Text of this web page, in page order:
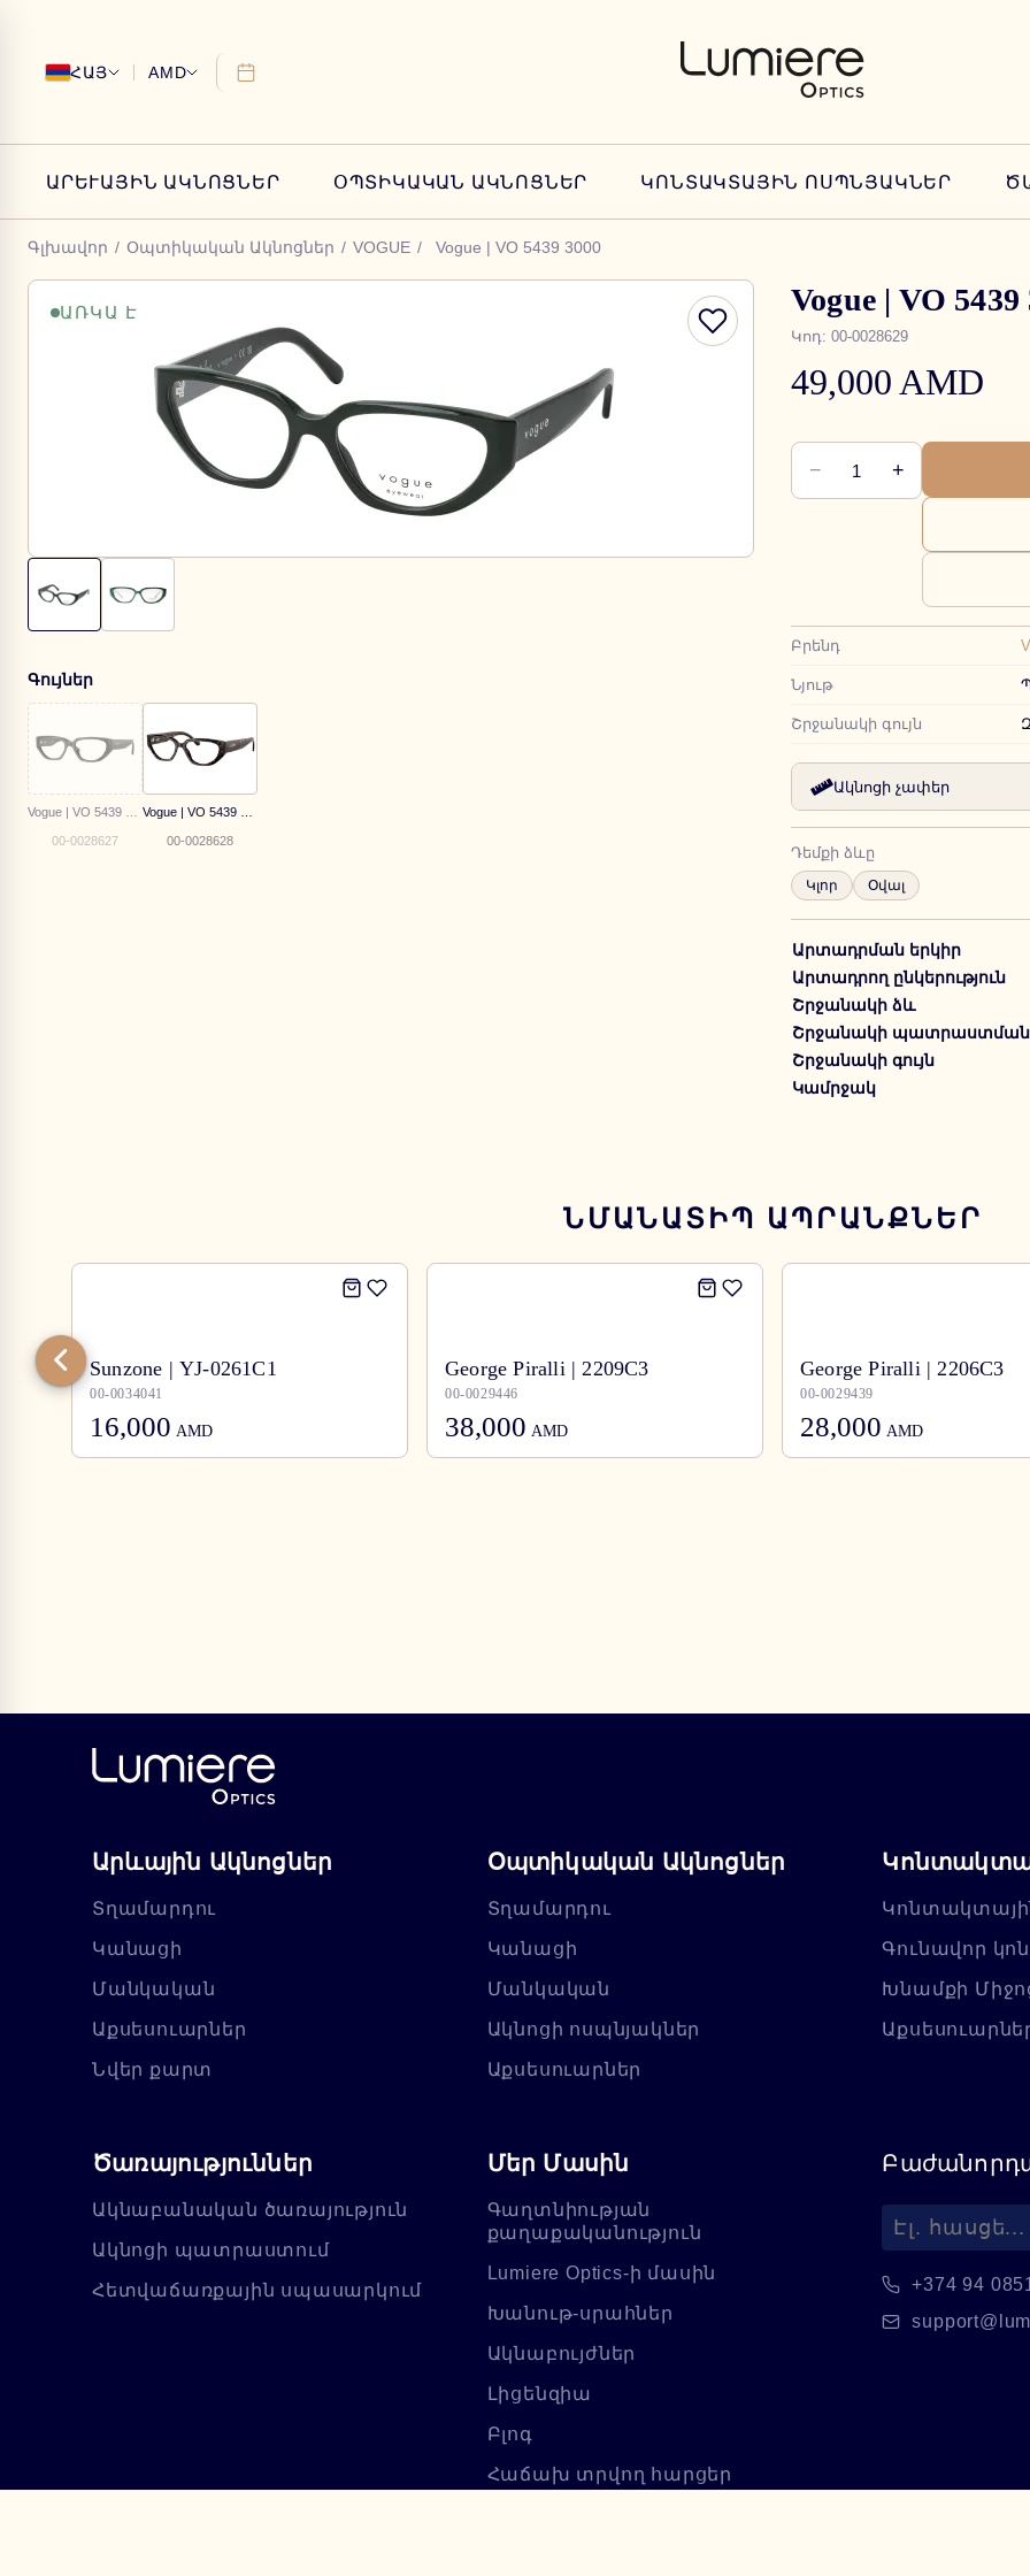
ՀԱՅ AMD
ԱՐԵՒԱՅԻՆ ԱԿՆՈՑՆԵՐ ՕՊՏԻԿԱԿԱՆ ԱԿՆՈՑՆԵՐ ԿՈՆՏԱԿՏԱՅԻՆ ՈՍՊՆՅԱԿՆԵՐ
Գլխավոր / Օպտիկական Ակնոցներ / VOGUE / Vogue | VO 5439 3000
ԱՌԿԱ Է
Գույներ
00-0028627 00-0028628
Vogue | VO 5439
Կոդ: 00-0028629
49,000 AMD
− 1 +
Բրենդ
Նյութ
Շրջանակի գույն
Ակնոցի չափեր
Դեմքի ձևը
Կլոր Օվալ
Արտադրման երկիր
Արտադրող ընկերություն
Շրջանակի ձև
Շրջանակի պատրաստման
Շրջանակի գույն
Կամրջակ
ՆՄԱՆԱՏԻՊ ԱՊՐԱՆՔՆԵՐ
Sunzone | YJ-0261C1
00-0034041
16,000 AMD
George Piralli | 2209C3
00-0029446
38,000 AMD
George Piralli | 2206C3
00-0029439
28,000 AMD
Արևային Ակնոցներ
Տղամարդու
Կանացի
Մանկական
Աքսեսուարներ
Նվեր քարտ
Օպտիկական Ակնոցներ
Տղամարդու
Կանացի
Մանկական
Ակնոցի ոսպնյակներ
Աքսեսուարներ
Գունավոր
Խնամքի
Ծառայություններ
Ակնաբանական ծառայություն
Ակնոցի պատրաստում
Հետվաճառքային սպասարկում
Մեր Մասին
Գաղտնիության
քաղաքականություն
Lumiere Optics-ի մասին
Խանութ-սրահներ
Ակնաբույժներ
Լիցենզիա
Բլոգ
Հաճախ տրվող հարցեր
+374 94